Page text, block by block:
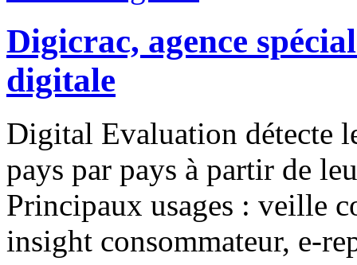
Digicrac, agence
digitale
Digital Evaluation détecte
pays par pays à partir de
Principaux usages : veille
insight consommateur, e-